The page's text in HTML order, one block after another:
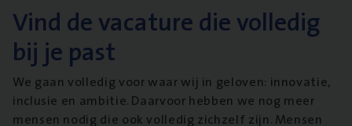
Vind de vacature die volledig
bij je past
We gaan volledig voor waar wij in geloven: innovatie,
inclusie en ambitie. Daarvoor hebben we nog meer
mensen nodig die ook volledig zichzelf zijn. Mensen